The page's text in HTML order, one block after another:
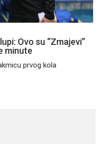
Ovo su “Zmajevi”
minute
prvog kola